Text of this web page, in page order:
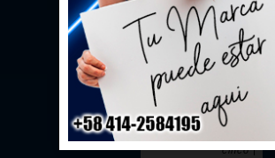
por un
intento de
toque |
02/08/2026
Alcántara
cuelga 6
ceros y
cinco |